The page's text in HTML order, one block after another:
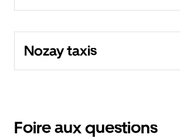
Nozay taxis
Foire aux questions